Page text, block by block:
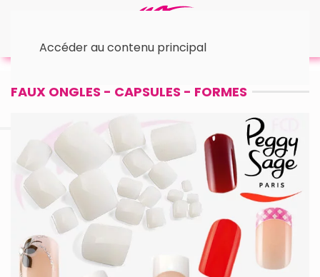
Accéder au contenu principal
FAUX ONGLES - CAPSULES - FORMES